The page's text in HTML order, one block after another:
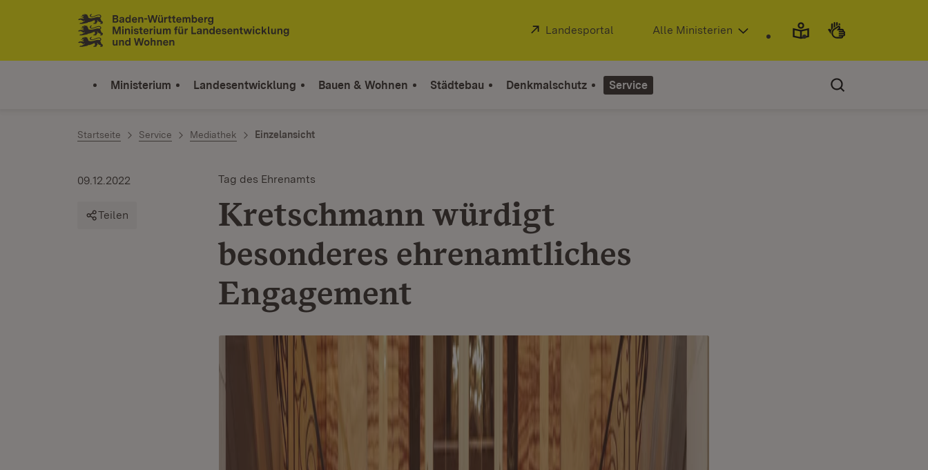
Zum Inhalt springen
Link zur Startseite
Extern:
Landesportal (Öffnet in neuem Fenster)
Alle Ministerien
Ministerium Landesentwicklung Bauen & Wohnen Städtebau Denkmalschutz Service
Startseite Service Mediathek Einzelansicht
Tag des Ehrenamts
Kretschmann würdigt
besonderes ehrenamtliches
Engagement
09.12.2022
Teilen